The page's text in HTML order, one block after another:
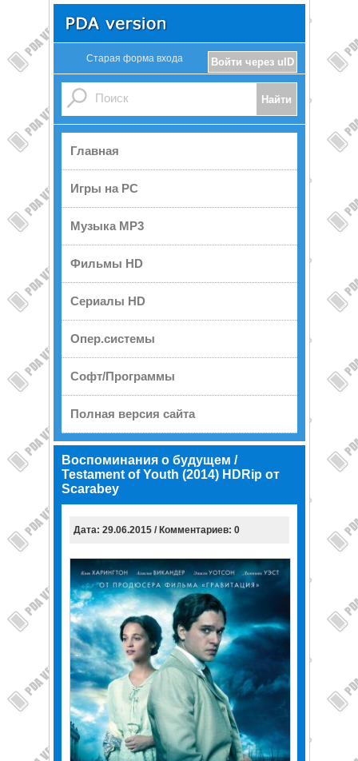
Войти через uID
Старая форма входа
Главная
Игры на PC
Музыка MP3
Фильмы HD
Сериалы HD
Опер.системы
Софт/Программы
Полная версия сайта
Воспоминания о будущем /
Testament of Youth (2014) HDRip от
Scarabey
Дата: 29.06.2015 / Комментариев: 0